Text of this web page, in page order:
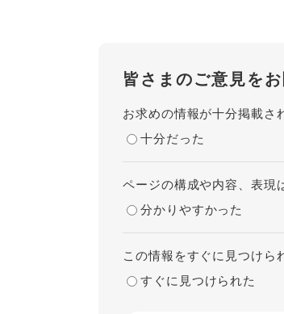
皆さまのご意見を
お求めの情報が十分掲載さ
十分だった
ページの構成や内容、表現
分かりやすかった
この情報をすぐに見つけら
すぐに見つけられた